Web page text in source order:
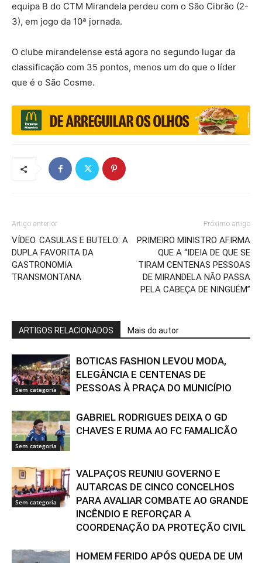
equipa B do CTM Mirandela perdeu com o São Cibrão (2-
3), em jogo da 10ª jornada.
O clube mirandelense está agora no segundo lugar da
classificação com 35 pontos, menos um do que o líder
que é o São Cosme.
Artigo anterior
VÍDEO. CASULAS E BUTELO: A
DUPLA FAVORITA DA
GASTRONOMIA
TRANSMONTANA
Próximo artigo
PRIMEIRO MINISTRO AFIRMA
QUE A “IDEIA DE QUE SE
TIRAM CENTENAS PESSOAS
DE MIRANDELA NÃO PASSA
PELA CABEÇA DE NINGUÉM”
ARTIGOS RELACIONADOS Mais do autor
Sem categoria
BOTICAS FASHION LEVOU MODA,
ELEGÂNCIA E CENTENAS DE
PESSOAS À PRAÇA DO MUNICÍPIO
Sem categoria
GABRIEL RODRIGUES DEIXA O GD
CHAVES E RUMA AO FC FAMALICÃO
Sem categoria
VALPAÇOS REUNIU GOVERNO E
AUTARCAS DE CINCO CONCELHOS
PARA AVALIAR COMBATE AO GRANDE
INCÊNDIO E REFORÇAR A
COORDENAÇÃO DA PROTEÇÃO CIVIL
HOMEM FERIDO APÓS QUEDA DE UM